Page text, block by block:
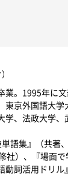
業。1995年に
東京外国語大
学、法政大学
語集』（共著
）、『場面で
動詞活用ドリル